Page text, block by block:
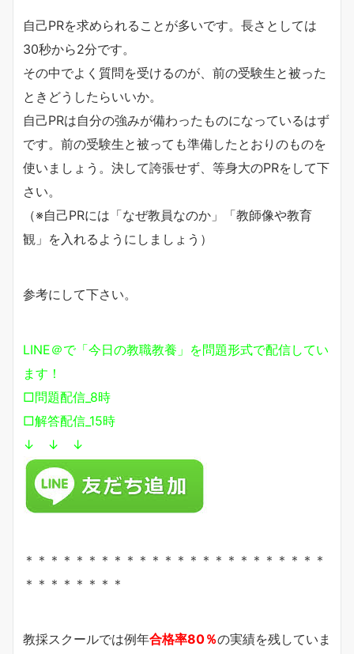
自己PRを求められることが多いです。長さとしては
30秒から2分です。
その中でよく質問を受けるのが、前の受験生と被った
ときどうしたらいいか。
自己PRは自分の強みが備わったものになっているはず
です。前の受験生と被っても準備したとおりのものを
使いましょう。決して誇張せず、等身大のPRをして下
さい。
（※自己PRには「なぜ教員なのか」「教師像や教育
観」を入れるようにしましょう）
参考にして下さい。
LINE＠で「今日の教職教養」を問題形式で配信してい
ます！
□問題配信_8時
□解答配信_15時
↓ ↓ ↓
＊＊＊＊＊＊＊＊＊＊＊＊＊＊＊＊＊＊＊＊＊＊＊＊
＊＊＊＊＊＊＊＊
教採スクールでは例年合格率80％の実績を残していま